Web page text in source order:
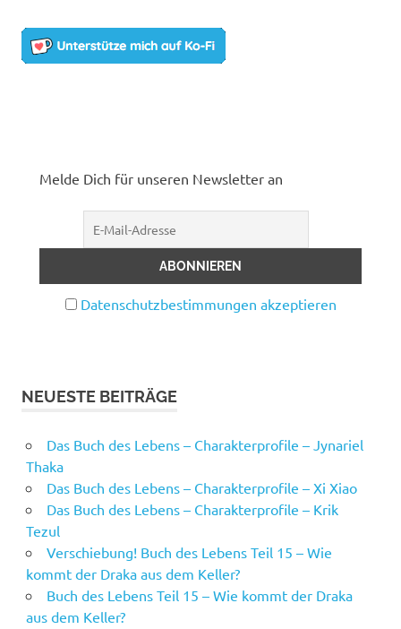
Melde Dich für unseren Newsletter an
Datenschutzbestimmungen akzeptieren
NEUESTE BEITRÄGE
Das Buch des Lebens – Charakterprofile – Jynariel
Thaka
Das Buch des Lebens – Charakterprofile – Xi Xiao
Das Buch des Lebens – Charakterprofile – Krik
Tezul
Verschiebung! Buch des Lebens Teil 15 – Wie
kommt der Draka aus dem Keller?
Buch des Lebens Teil 15 – Wie kommt der Draka
aus dem Keller?